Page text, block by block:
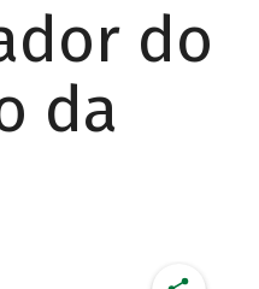
do
da